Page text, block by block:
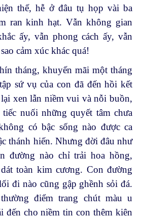
thế, hễ ở đâu tụ họp vài ba
ran kinh hạt. Vẫn không gian
ấy, vẫn phong cách ấy, vẫn
cảm xúc khác quá!
tháng, khuyến mãi một tháng
sứ vụ của con đã đến hồi kết
xen lẫn niềm vui và nỗi buồn,
nuối những quyết tâm chưa
có bậc sống nào được ca
thánh hiến. Nhưng đời đâu như
đường nào chỉ trải hoa hồng,
toàn kim cương. Con đường
đi nào cũng gập ghềnh sỏi đá.
điểm trang chút màu u
đến cho niềm tin con thêm kiên